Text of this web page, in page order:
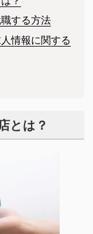
する方法
情報に関する
とは？